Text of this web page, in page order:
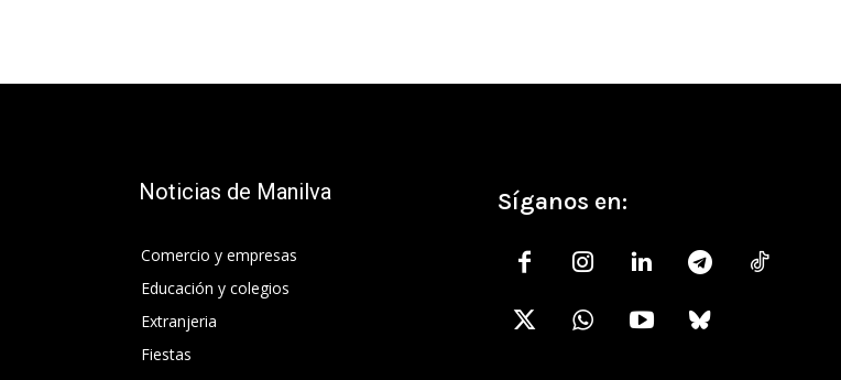
Noticias de Manilva
Comercio y empresas
Educación y colegios
Extranjeria
Fiestas
Síganos en: